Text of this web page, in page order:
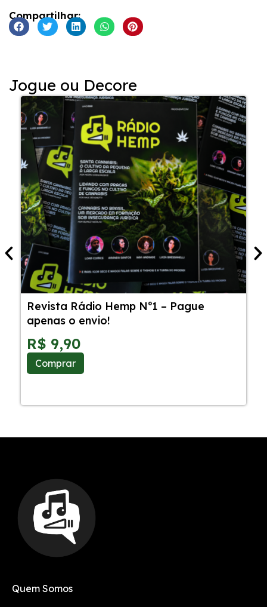
Compartilhar:
Jogue ou Decore
Revista Rádio Hemp Nº1 – Pague
apenas o envio!
R$ 9,90
Comprar
Quem Somos